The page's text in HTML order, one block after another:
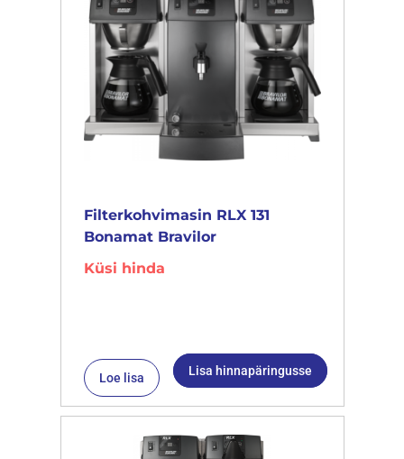
Filterkohvimasin RLX 131
Bonamat Bravilor
Küsi hinda
Loe lisa Lisa hinnapäringusse